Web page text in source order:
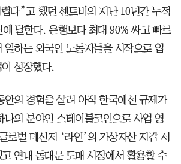
다”고 했던 센트비의 지난 10년간 누적
달한다. 은행보다 최대 90% 싸고 빠르
일하는 외국인 노동자들을 시작으로 입
성장했다.
안의 경험을 살려 아직 한국에선 규제가
나의 분야인 스테이블코인으로 사업 영
로벌 메신저 ‘라인’의 가상자산 지갑 서
연내 동대문 도매 시장에서 활용할 수